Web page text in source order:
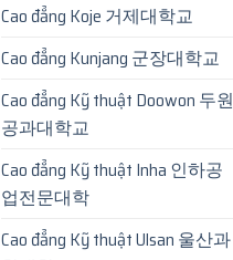
Cao đẳng Koje 거제대학교
Cao đẳng Kunjang 군장대학교
Cao đẳng Kỹ thuật Doowon 두원
공과대학교
Cao đẳng Kỹ thuật Inha 인하공
업전문대학
Cao đẳng Kỹ thuật Ulsan 울산과